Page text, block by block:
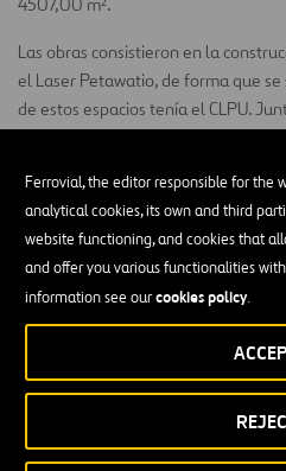
Ferrovial, the editor responsible for the
analytical cookies, its own and third
website functioning, and cookies that
and offer you various functionalities
information see ourcookies policy.
Las obras consistieron en la
el Laser Petawatio, de forma que
de estos espacios tenía el CLPU.
construcción del edificio también se
El edificio se divide en 3 plantas,
siguientes usos:
Semi-sótano: Instalaciones
Transformación, Rack
General de Baja tensión),
Planta baja: Aseos,